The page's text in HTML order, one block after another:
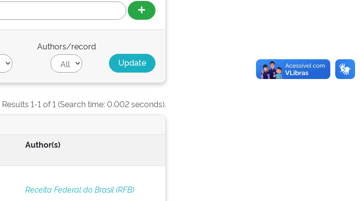
Authors/record
Results 1-1 of 1 (Search time: 0.002 seconds).
Author(s)
Receita Federal do Brasil (RFB)